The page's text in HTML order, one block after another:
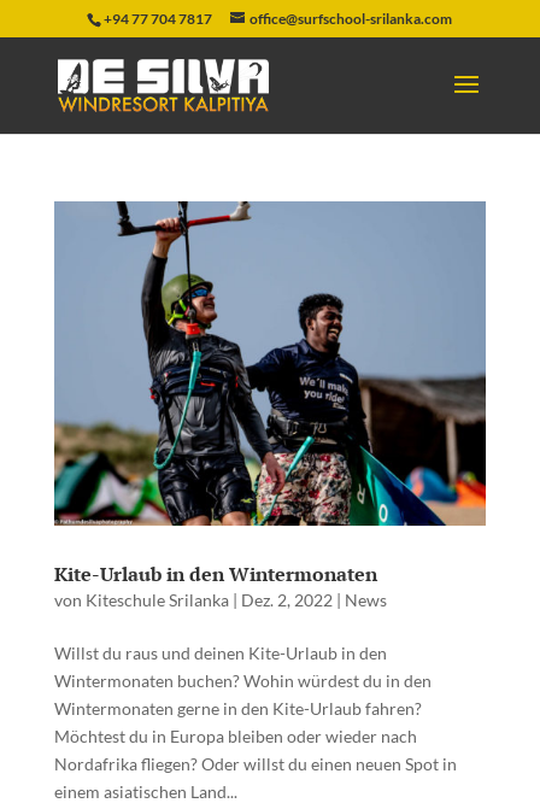
+94 77 704 7817 office@surfschool-srilanka.com
Kite-Urlaub in den Wintermonaten
von Kiteschule Srilanka| Dez. 2, 2022 | News
Willst du raus und deinen Kite-Urlaub in den
Wintermonaten buchen? Wohin würdest du in den
Wintermonaten gerne in den Kite-Urlaub fahren?
Möchtest du in Europa bleiben oder wieder nach
Nordafrika fliegen? Oder willst du einen neuen Spot in
einem asiatischen Land...